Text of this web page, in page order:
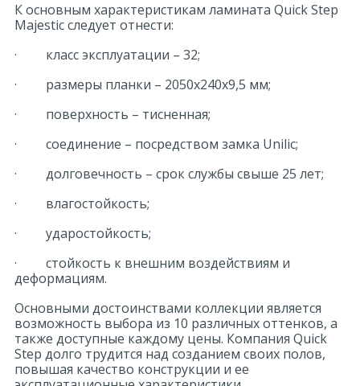
К основным характеристикам ламината Quick Step
Majestic следует отнести:
· класс эксплуатации – 32;
· размеры планки – 2050х240х9,5 мм;
· поверхность – тисненная;
· соединение – посредством замка Unilic;
· долговечность – срок службы свыше 25 лет;
· влагостойкость;
· ударостойкость;
· стойкость к внешним воздействиям и
деформациям.
Основными достоинствами коллекции является
возможность выбора из 10 различных оттенков, а
также доступные каждому цены. Компания Quick
Step долго трудится над созданием своих полов,
повышая качество конструкции и ее